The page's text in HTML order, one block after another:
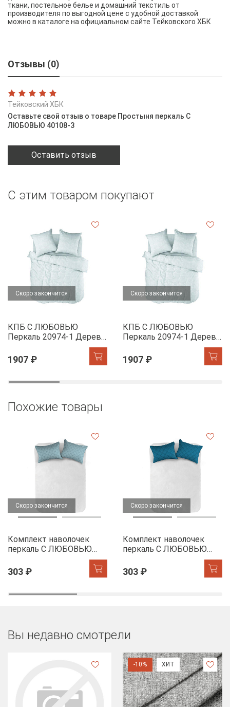
ткани, постельное белье и домашний текстиль от
производителя по выгодной цене с удобной доставкой
можно в каталоге на официальном сайте Тейковского ХБК
Отзывы (0)
Тейковский ХБК
Оставьте свой отзыв о товаре Простыня перкаль С
ЛЮБОВЬЮ 40108-3
Оставить отзыв
С этим товаром покупают
Скоро закончится
КПБ С ЛЮБОВЬЮ
Перкаль 20974-1 Дерево
1907 ₽
Скоро закончится
КПБ С ЛЮБОВЬЮ
Перкаль 20974-1 Дерево
1907 ₽
Похожие товары
Скоро закончится
Комплект наволочек
перкаль С ЛЮБОВЬЮ
303 ₽
Скоро закончится
Комплект наволочек
перкаль С ЛЮБОВЬЮ
303 ₽
Вы недавно смотрели
-10% ХИТ